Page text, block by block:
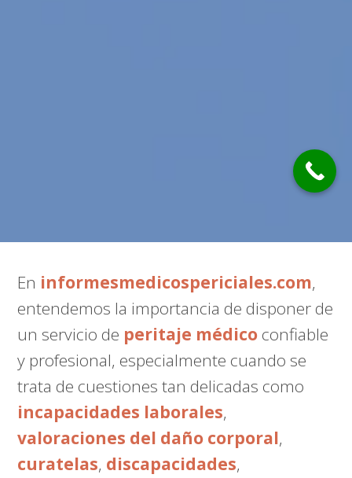
En informesmedicospericiales.com,
entendemos la importancia de disponer de
un servicio de peritaje médico confiable
y profesional, especialmente cuando se
trata de cuestiones tan delicadas como
incapacidades laborales,
valoraciones del daño corporal,
curatelas, discapacidades,